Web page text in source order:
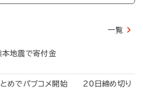
一覧
熊本地震で寄付金
とめでパブコメ開始 20日締め切り